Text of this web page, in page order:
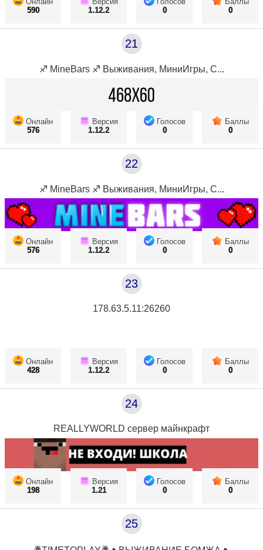
590
1.12.2
0
0
21
♐ MineBars ♐ Выживания, МиниИгры, С...
Онлайн
576
Версия
1.12.2
Голосов
0
Баллы
0
22
♐ MineBars ♐ Выживания, МиниИгры, С...
Онлайн
576
Версия
1.12.2
Голосов
0
Баллы
0
23
178.63.5.11:26260
Онлайн
428
Версия
1.12.2
Голосов
0
Баллы
0
24
REALLYWORLD сервер майнкрафт
Онлайн
198
Версия
1.21
Голосов
0
Баллы
0
25